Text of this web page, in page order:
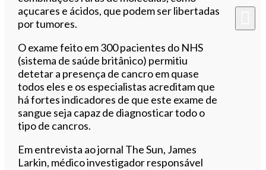
açucares e ácidos, que podem ser libertadas
por tumores.
O exame feito em 300 pacientes do NHS
(sistema de saúde britânico) permitiu
detetar a presença de cancro em quase
todos eles e os especialistas acreditam que
há fortes indicadores de que este exame de
sangue seja capaz de diagnosticar todo o
tipo de cancros.
Em entrevista ao jornal The Sun, James
Larkin, médico investigador responsável